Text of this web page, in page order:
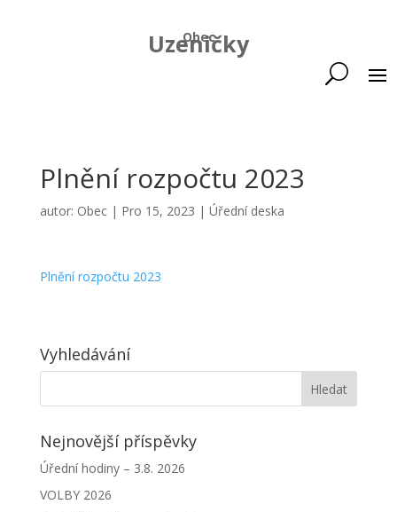
Obec
Uzeničky
Plnění rozpočtu 2023
autor: Obec| Pro 15, 2023 | Úřední deska
Plnění rozpočtu 2023
Vyhledávání
Nejnovější příspěvky
Úřední hodiny – 3.8. 2026
VOLBY 2026